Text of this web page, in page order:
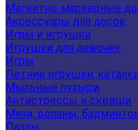
Магнитно-маркерные
Аксессуары для досок
Игры и игрушки
Игрушки для девочек
Игры
Летние игрушки, каталки
Мыльные пузыри
Антистрессы и сквиши
Мячи, воланы,
Пазлы